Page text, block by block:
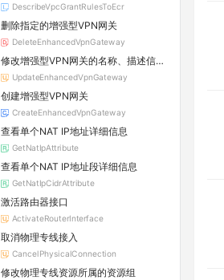
DescribeVpcGrantRulesToEcr
删除指定的增强型VPN网关
DeleteEnhancedVpnGateway
修改增强型VPN网关的名称、描述信息或路由自动传播功能
UpdateEnhancedVpnGateway
创建增强型VPN网关
CreateEnhancedVpnGateway
查看单个NAT IP地址详细信息
GetNatIpAttribute
查看单个NAT IP地址段详细信息
GetNatIpCidrAttribute
激活路由器接口
ActivateRouterInterface
取消物理专线接入
CancelPhysicalConnection
修改物理专线资源所属的资源组